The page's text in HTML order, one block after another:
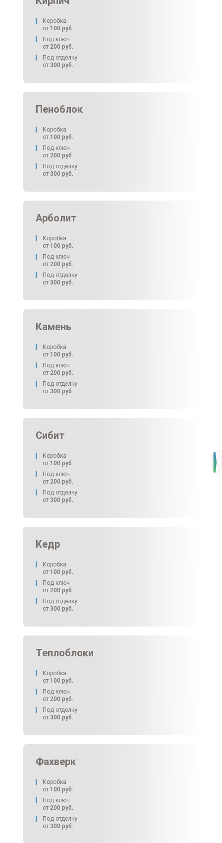
Коробка
от 100 руб.
Под ключ
от 200 руб.
Под отделку
от 300 руб.
Пеноблок
Коробка
от 100 руб.
Под ключ
от 200 руб.
Под отделку
от 300 руб.
Арболит
Коробка
от 100 руб.
Под ключ
от 200 руб.
Под отделку
от 300 руб.
Камень
Коробка
от 100 руб.
Под ключ
от 200 руб.
Под отделку
от 300 руб.
Сибит
Коробка
от 100 руб.
Под ключ
от 200 руб.
Под отделку
от 300 руб.
Кедр
Коробка
от 100 руб.
Под ключ
от 200 руб.
Под отделку
от 300 руб.
Теплоблоки
Коробка
от 100 руб.
Под ключ
от 200 руб.
Под отделку
от 300 руб.
Фахверк
Коробка
от 100 руб.
Под ключ
от 200 руб.
Под отделку
от 300 руб.